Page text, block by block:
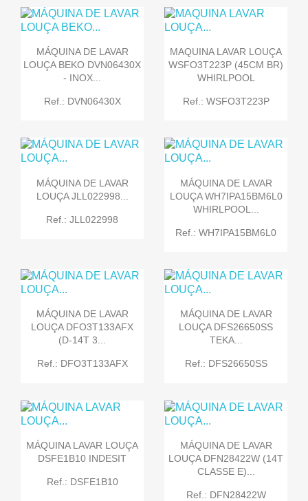
MÁQUINA DE LAVAR
LOUÇA BEKO DVN06430X
- INOX...
Ref.: DVN06430X
MAQUINA LAVAR LOUÇA
WSFO3T223P (45CM BR)
WHIRLPOOL
Ref.: WSFO3T223P
MÁQUINA DE LAVAR
LOUÇA JLL022998...
Ref.: JLL022998
MÁQUINA DE LAVAR
LOUÇA WH7IPA15BM6L0
WHIRLPOOL...
Ref.: WH7IPA15BM6L0
MÁQUINA DE LAVAR
LOUÇA DFO3T133AFX
(D-14T 3...
Ref.: DFO3T133AFX
MÁQUINA DE LAVAR
LOUÇA DFS26650SS
TEKA...
Ref.: DFS26650SS
MÁQUINA LAVAR LOUÇA
DSFE1B10 INDESIT
Ref.: DSFE1B10
MÁQUINA DE LAVAR
LOUÇA DFN28422W (14T
CLASSE E)...
Ref.: DFN28422W